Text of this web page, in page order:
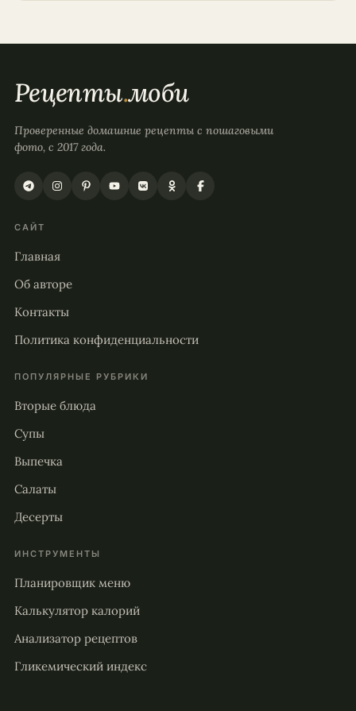
Рецепты.моби
Проверенные домашние рецепты с пошаговыми
фото, с 2017 года.
САЙТ
Главная
Об авторе
Контакты
Политика конфиденциальности
ПОПУЛЯРНЫЕ РУБРИКИ
Вторые блюда
Супы
Выпечка
Салаты
Десерты
ИНСТРУМЕНТЫ
Планировщик меню
Калькулятор калорий
Анализатор рецептов
Гликемический индекс